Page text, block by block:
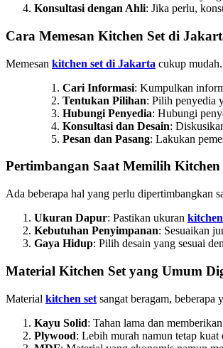
Konsultasi dengan Ahli: Jika perlu,
Cara Memesan Kitchen Set di
Memesan kitchen set di Jakarta cukup
Cari Informasi: Kumpulkan
Tentukan Pilihan: Pilih penyedia
Hubungi Penyedia: Hubungi
Konsultasi dan Desain:
Pesan dan Pasang: Lakukan
Pertimbangan Saat Memilih Kitchen
Ada beberapa hal yang perlu dipertimbangkan
Ukuran Dapur: Pastikan ukuran
Kebutuhan Penyimpanan: Sesuaikan
Gaya Hidup: Pilih desain yang sesuai
Material Kitchen Set yang Umum
Material kitchen set sangat beragam, beberapa
Kayu Solid: Tahan lama dan
Plywood: Lebih murah namun tetap kuat